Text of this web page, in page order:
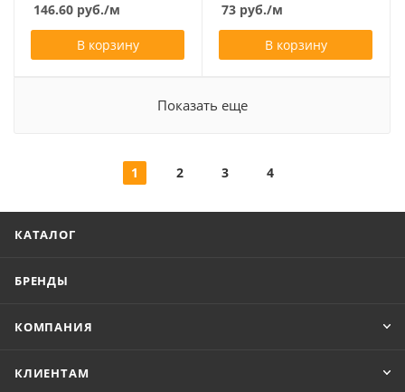
146.60 руб./м
В корзину
73 руб./м
В корзину
Показать еще
1 2 3 4
КАТАЛОГ
БРЕНДЫ
КОМПАНИЯ
КЛИЕНТАМ